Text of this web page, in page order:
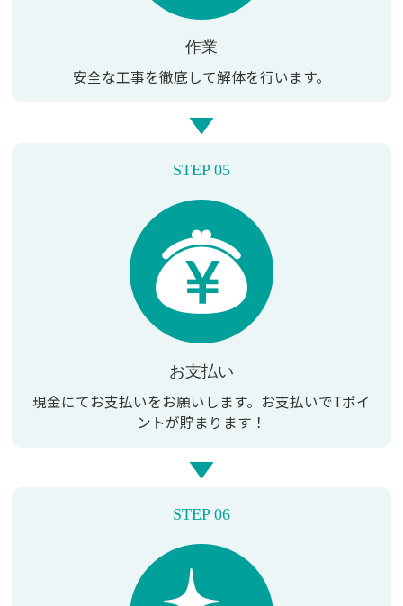
作業
安全な工事を徹底して解体を行います。
STEP 05
お支払い
現金にてお支払いをお願いします。 お支払いでTポイ
ントが貯まります！
STEP 06